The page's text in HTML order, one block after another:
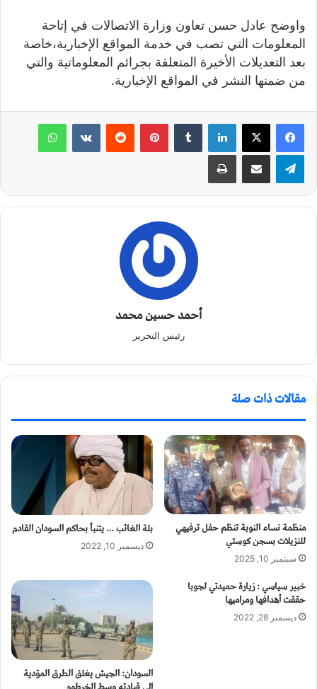
واوضح عادل حسن تعاون وزارة الاتصالات في إتاحة
المعلومات التي تصب في خدمة المواقع الإخبارية،خاصة
بعد التعديلات الأخيرة المتعلقة بجرائم المعلوماتية والتي
من ضمنها النشر في المواقع الإخبارية.
لينكدإن بينتيريست
أحمد حسين محمد
رئيس التحرير
مقالات ذات صلة
منظمة نساء النوبة تنظم حفل ترفيهي
للنزيلات بسجن كوستي
سبتمبر 10, 2025
بلة الغائب … يتنبأ بحاكم السودان القادم
ديسمبر 10, 2022
خبير سياسي : زيارة حميدتي لجوبا
حققت أهدافها ومراميها
ديسمبر 28, 2022
السودان: الجيش يغلق الطرق المؤدية